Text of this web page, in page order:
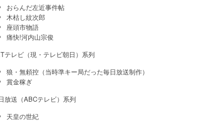
おらんだ左近事件帖
木枯し紋次郎
座頭市物語
痛快!河内山宗俊
テレビ（現・テレビ朝日）系列
狼・無頼控（当時準キー局だった毎日放送制作）
賞金稼ぎ
放送（ABCテレビ）系列
天皇の世紀